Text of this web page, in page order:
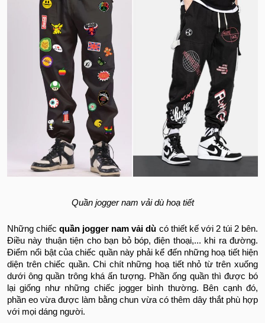
Quần jogger nam vải dù hoạ tiết
Những chiếcquần jogger nam vải dù có thiết kế với 2 túi 2 bên.
Điều này thuận tiện cho bạn bỏ bóp, điện thoại,... khi ra đường.
Điểm nổi bật của chiếc quần này phải kể đến những hoạ tiết hiện
diện trên chiếc quần. Chi chít những hoạ tiết nhỏ từ trên xuống
dưới ông quần trông khá ấn tượng. Phần ống quần thì được bó
lại giống như những chiếc jogger bình thường. Bên cạnh đó,
phần eo vừa được làm bằng chun vừa có thêm dây thắt phù hợp
với mọi dáng người.